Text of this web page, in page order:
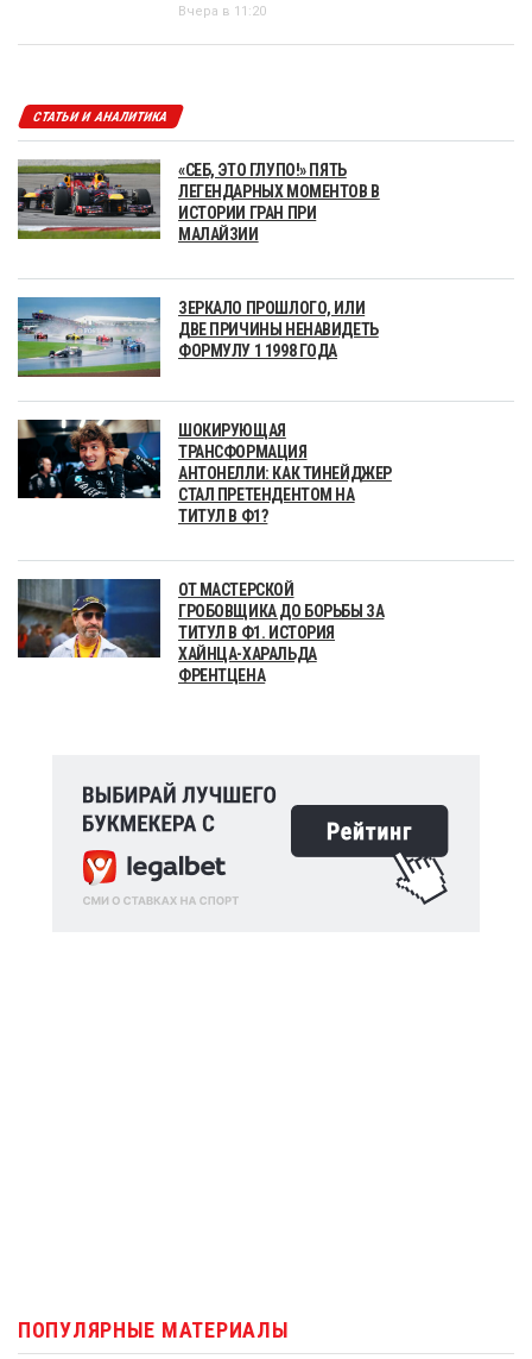
Вчера в 11:20
СТАТЬИ И АНАЛИТИКА
«СЕБ, ЭТО ГЛУПО!» ПЯТЬ
ЛЕГЕНДАРНЫХ МОМЕНТОВ В
ИСТОРИИ ГРАН ПРИ
МАЛАЙЗИИ
ЗЕРКАЛО ПРОШЛОГО, ИЛИ
ДВЕ ПРИЧИНЫ НЕНАВИДЕТЬ
ФОРМУЛУ 1 1998 ГОДА
ШОКИРУЮЩАЯ
ТРАНСФОРМАЦИЯ
АНТОНЕЛЛИ: КАК ТИНЕЙДЖЕР
СТАЛ ПРЕТЕНДЕНТОМ НА
ТИТУЛ В Ф1?
ОТ МАСТЕРСКОЙ
ГРОБОВЩИКА ДО БОРЬБЫ ЗА
ТИТУЛ В Ф1. ИСТОРИЯ
ХАЙНЦА-ХАРАЛЬДА
ФРЕНТЦЕНА
ПОПУЛЯРНЫЕ МАТЕРИАЛЫ